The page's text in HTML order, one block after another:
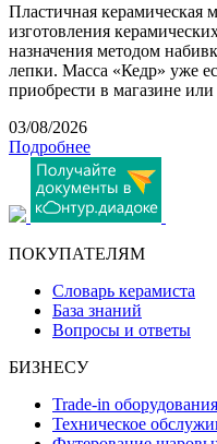
Пластичная керамическая
изготовления
назначения методом
лепки. Масса «Кедр» уже
приобрести в магазине
03/08/2026
Подробнее
ПОКУПАТЕЛЯМ
Словарь керамиста
База знаний
Вопросы и ответы
БИЗНЕСУ
Trade-in оборудования
Техническое